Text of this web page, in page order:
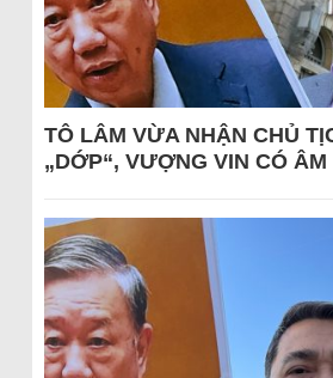
TÔ LÂM VỪA NHẬN CHỦ
„DỚP“, VƯỢNG VIN CÓ